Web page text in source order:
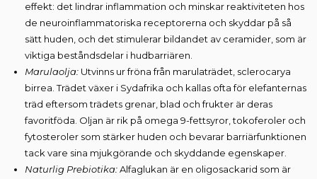
effekt: det lindrar inflammation och minskar reaktiviteten hos
de neuroinflammatoriska receptorerna och skyddar på så
sätt huden, och det stimulerar bildandet av ceramider, som är
viktiga beståndsdelar i hudbarriären.
Marulaolja: Utvinns ur fröna från marulaträdet, sclerocarya
birrea. Trädet växer i Sydafrika och kallas ofta för elefanternas
träd eftersom trädets grenar, blad och frukter är deras
favoritföda. Oljan är rik på omega 9-fettsyror, tokoferoler och
fytosteroler som stärker huden och bevarar barriärfunktionen
tack vare sina mjukgörande och skyddande egenskaper.
Naturlig Prebiotika:Alfaglukan är en oligosackarid som är